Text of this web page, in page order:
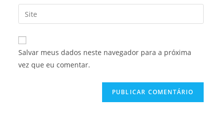
Salvar meus dados neste navegador para a próxima
vez que eu comentar.